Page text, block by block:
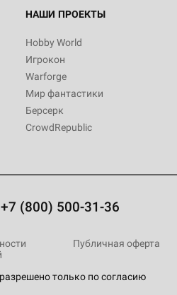
НАШИ ПРОЕКТЫ
Hobby World
Игрокон
Warforge
Мир фантастики
Берсерк
CrowdRepublic
+7 (800) 500-31-36
только по согласию
Публичная оферта